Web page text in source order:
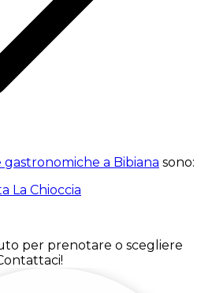
gastronomiche a Bibiana sono:
La Chioccia
per prenotare o scegliere